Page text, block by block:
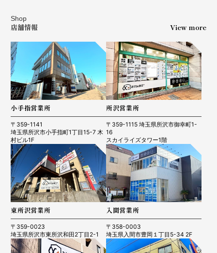
Shop
店舗情報 View more
小手指営業所
〒359-1141
埼玉県所沢市小手指町1丁目15-7 木
村ビル1F
所沢営業所
〒359-1115 埼玉県所沢市御幸町1-
16
スカイライズタワー1階
東所沢営業所
〒359-0023
埼玉県所沢市東所沢和田2丁目2-1
入間営業所
〒358-0003
埼玉県入間市豊岡１丁目5-34 2F